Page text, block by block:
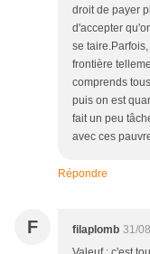
droit de payer
d'accepter
se
frontière
comprends
puis on est
fait un peu
avec ces
Répondre
F filaplomb 31/